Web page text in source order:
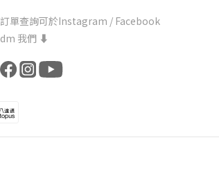
訂單查詢可於Instagram / Facebook
dm 我們 ⬇️